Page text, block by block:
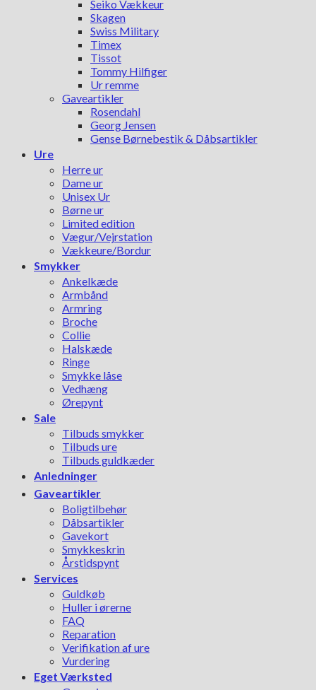
Seiko Vækkeur
Skagen
Swiss Military
Timex
Tissot
Tommy Hilfiger
Ur remme
Gaveartikler
Rosendahl
Georg Jensen
Gense Børnebestik & Dåbsartikler
Ure
Herre ur
Dame ur
Unisex Ur
Børne ur
Limited edition
Vægur/Vejrstation
Vækkeure/Bordur
Smykker
Ankelkæde
Armbånd
Armring
Broche
Collie
Halskæde
Ringe
Smykke låse
Vedhæng
Ørepynt
Sale
Tilbuds smykker
Tilbuds ure
Tilbuds guldkæder
Anledninger
Gaveartikler
Boligtilbehør
Dåbsartikler
Gavekort
Smykkeskrin
Årstidspynt
Services
Guldkøb
Huller i ørerne
FAQ
Reparation
Verifikation af ure
Vurdering
Eget Værksted